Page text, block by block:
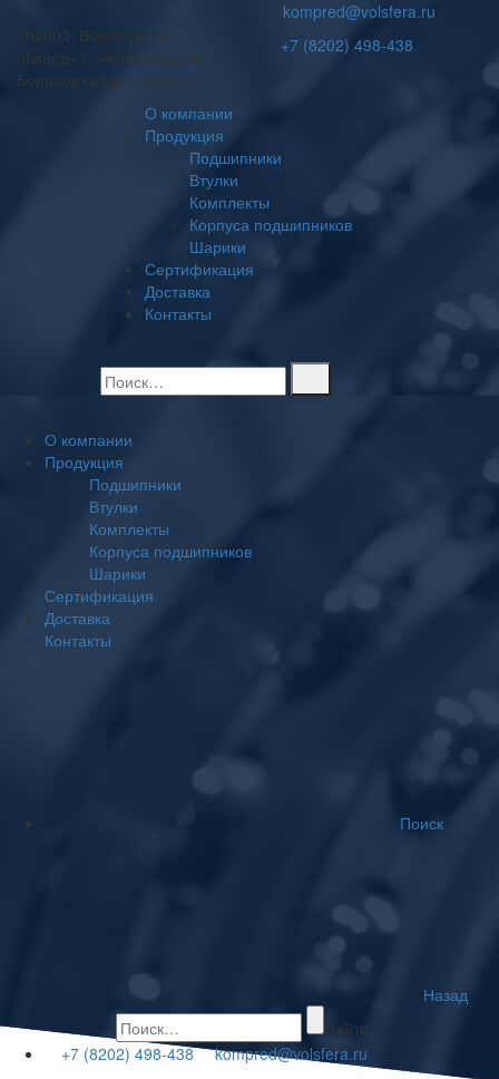
162603, Вологодская
область, г. Череповец ул.
Боршодская д. 6 офис 3
kompred@volsfera.ru
+7 (8202) 498-438
О компании
Продукция
Подшипники
Втулки
Комплекты
Корпуса подшипников
Шарики
Сертификация
Доставка
Контакты
О компании
Продукция
Подшипники
Втулки
Комплекты
Корпуса подшипников
Шарики
Сертификация
Доставка
Контакты
Поиск
Назад
Найти
+7 (8202) 498-438
kompred@volsfera.ru